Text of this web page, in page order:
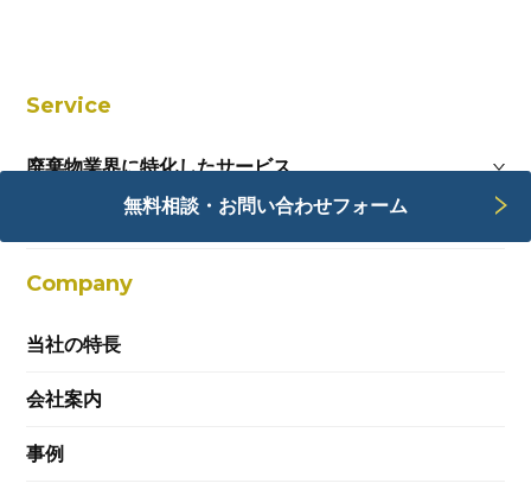
無料相談・お問い合わせフォーム
Service
廃棄物業界に特化したサービス
Webサービス
Company
当社の特長
会社案内
事例